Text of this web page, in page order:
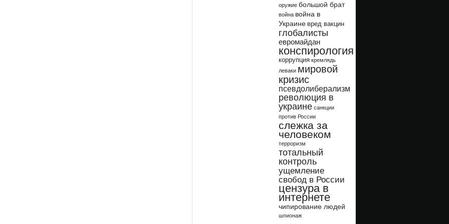
оружие большой брат
война война в
Украине вред вакцин
глобалисты
евромайдан
конспирология
коррупция кремлядь
леваки мировой
кризис
псевдолиберализм
революция в
украине санкции
против России
слежка за
человеком
терроризм
тотальный
контроль
ущемление
свобод в России
цензура в
интернете
чипирование людей
шпионаж